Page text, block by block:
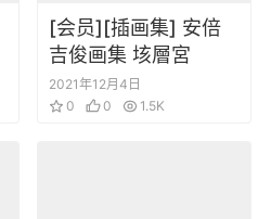
[会员][插画集] 安倍
吉俊画集 垓層宮
2021年12月4日
0
0 1.5K